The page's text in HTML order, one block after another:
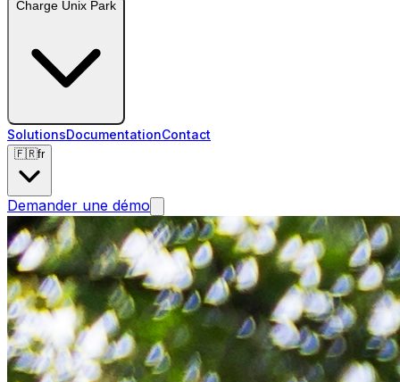
SolutionsDocumentationContact
🇫🇷fr
Demander une démo